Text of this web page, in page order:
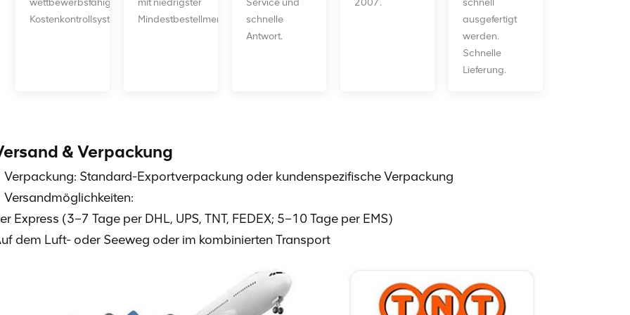
Kostenkontrollsystem.
Mindestbestellmenge.
schnelle
Antwort.
ausgefertigt
werden.
Schnelle
Lieferung.
& Verpackung
Verpackung: Standard-Exportverpackung oder kundenspezifische Verpackung
Versandmöglichkeiten:
Express (3–7 Tage per DHL, UPS, TNT, FEDEX; 5–10 Tage per EMS)
dem Luft- oder Seeweg oder im kombinierten Transport